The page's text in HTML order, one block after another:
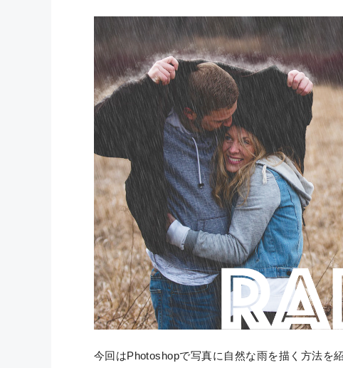
今回はPhotoshopで写真に自然な雨を描く方法を